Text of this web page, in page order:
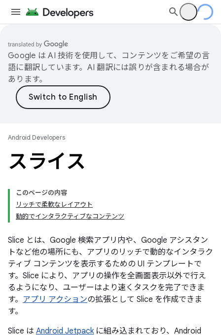
Google は AI 技術を使用して、コンテンツをご希望の言
語に翻訳しています。AI 翻訳には誤りが含まれる場合が
あります。
Android Developers
スライス
このページの内容
リッチで柔軟なレイアウト
動的でインタラクティブなコンテンツ
Slice とは、Google 検索アプリ内や、Google アシスタン
トなど他の場所にも、アプリのリッチで動的なインタラク
ティブ コンテンツを表示するための UI テンプレートで
す。Slice により、アプリの操作を全画面表示以外で行え
るようになり、ユーザーはより速くタスクを完了できま
す。 アプリ アクションの拡張として Slice を作成できま
す。
Slice は Android Jetpackに組み込まれており、Android